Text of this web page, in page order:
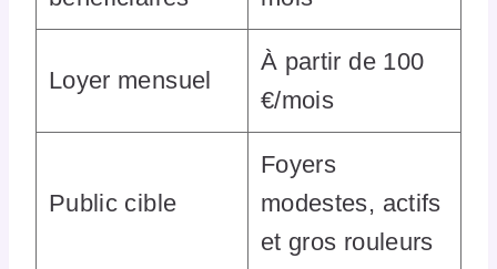
Loyer mensuel
À partir de 100
€/mois
Public cible
Foyers
modestes, actifs
et gros rouleurs